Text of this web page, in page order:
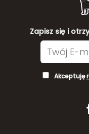
Zapisz się i
Akceptuję